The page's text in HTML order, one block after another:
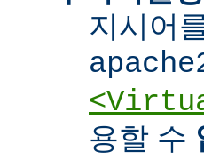
지시어
용할 수